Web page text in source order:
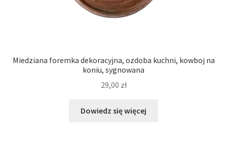
Miedziana foremka dekoracyjna, ozdoba kuchni, kowboj na
koniu, sygnowana
29,00 zł
Dowiedz się więcej